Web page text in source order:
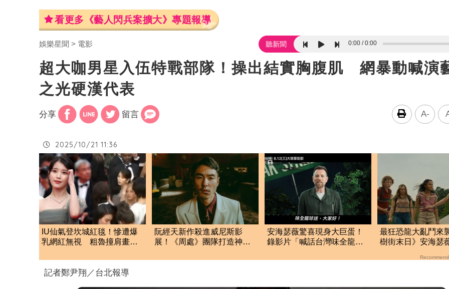
看更多《藝人閃兵案擴大》專題報導
娛樂星聞 電影 聽新聞 0:00 0:00
超大咖男星入伍特戰部隊！操出結實胸腹肌 網暴動喊演
之光硬漢代表
分享 留言 A-
2025/10/21 11:36
IU仙氣登坎城紅毯！慘遭爆
乳網紅無視 粗魯撞肩畫面
阮經天新作殺進威尼斯影
展！《周處》團隊打造神
安海瑟薇驚喜現身大巨蛋！
錄影片「喊話台灣味全龍
最狂恐龍大亂鬥來
樹街末日》安海瑟
記者鄭尹翔／台北報導